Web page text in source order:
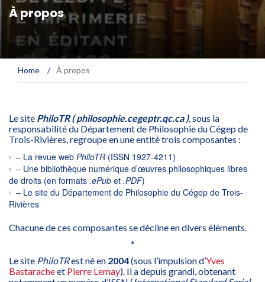
À propos
Home / À propos
Le site PhiloTR ( philosophie.cegeptr.qc.ca ), sous la
responsabilité du Département de Philosophie du Cégep de
Trois-Rivières, regroupe en une entité trois composantes :
– La revue web PhiloTR (ISSN 1927-4211)
– Une bibliothèque numérique d’œuvres philosophiques libres
de droits (en formats .ePub et .PDF)
– Le site du Département de Philosophie du Cégep de Trois-
Rivières
Chacune de ces composantes se décline en divers éléments.
*
Le site PhiloTRest né en 2004(sous l’impulsion d’Yves
Bastaracheet Pierre Lemay). Il a depuis grandi, obtenant